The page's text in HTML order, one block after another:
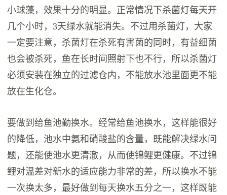
小球藻，效果十分的明显。正常情况下杀菌灯每天开
几个小时，3天绿水就能消失。不过用杀菌灯，大家
一定要注意，杀菌灯在杀死有害菌的同时，有益细菌
也会被杀死，鱼在长时间照射下也不行，所以杀菌灯
必须安装在独立的过滤仓内，不能放水池里面更不能
放在生化仓。
要做到给鱼池勤换水。经常给鱼池换水，这样能很好
的降低，池水中氨和硝酸盐的含量，既能解决绿水问
题，还能使池水更清澈，从而使锦鲤更健康。不过锦
鲤对温差对新水的适应能力非常的差，所以换水不能
一次换太多，最好做到每天换水五分之一，这样既能